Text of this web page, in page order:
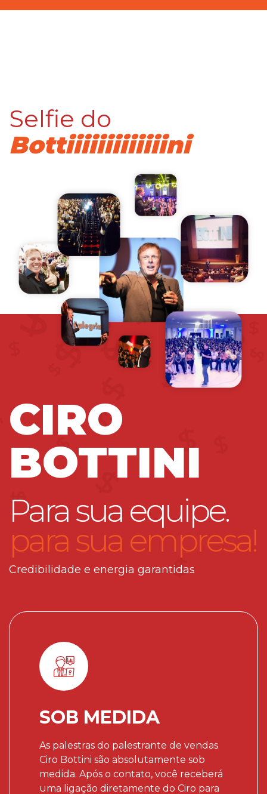
Selfie do
Bottiiiiiiiiiiiiini
CIRO
BOTTINI
Para sua equipe.
para sua empresa!
Credibilidade e energia garantidas
SOB MEDIDA
As palestras do palestrante de vendas
Ciro Bottini são absolutamente sob
medida. Após o contato, você receberá
uma ligação diretamente do Ciro para